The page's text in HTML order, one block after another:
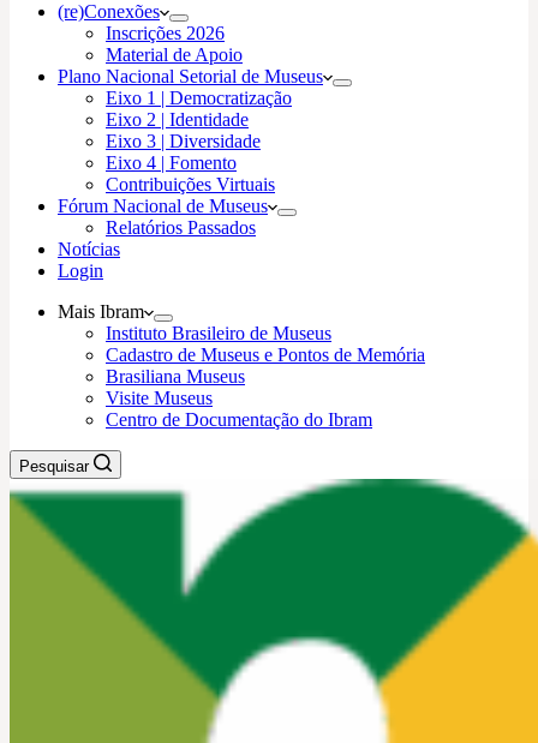
(re)Conexões
Inscrições 2026
Material de Apoio
Plano Nacional Setorial de Museus
Eixo 1 | Democratização
Eixo 2 | Identidade
Eixo 3 | Diversidade
Eixo 4 | Fomento
Contribuições Virtuais
Fórum Nacional de Museus
Relatórios Passados
Notícias
Login
Mais Ibram
Instituto Brasileiro de Museus
Cadastro de Museus e Pontos de Memória
Brasiliana Museus
Visite Museus
Centro de Documentação do Ibram
Pesquisar